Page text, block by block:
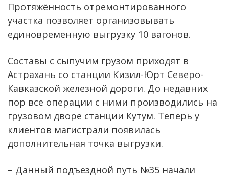
Протяжённость отремонтированного
участка позволяет организовывать
единовременную выгрузку 10 вагонов.
Составы с сыпучим грузом приходят в
Астрахань со станции Кизил-Юрт Северо-
Кавказской железной дороги. До недавних
пор все операции с ними производились на
грузовом дворе станции Кутум. Теперь у
клиентов магистрали появилась
дополнительная точка выгрузки.
– Данный подъездной путь №35 начали